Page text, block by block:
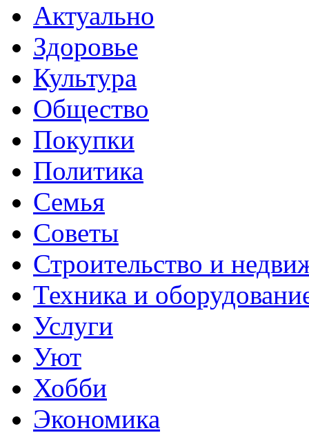
Актуально
Здоровье
Культура
Общество
Покупки
Политика
Семья
Советы
Строительство и
Техника и
Услуги
Уют
Хобби
Экономика